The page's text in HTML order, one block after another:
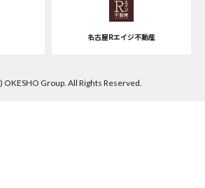
名古屋Rエイジ不動産
OKESHO Group. All Rights Reserved.